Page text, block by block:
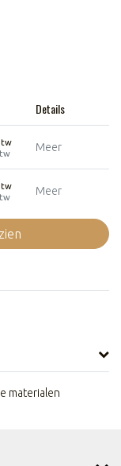
Details
Meer
Meer
materialen